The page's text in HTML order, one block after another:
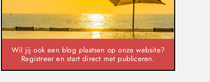
Wil jij ook een blog plaatsen op onze website?
Registreer en start direct met publiceren.